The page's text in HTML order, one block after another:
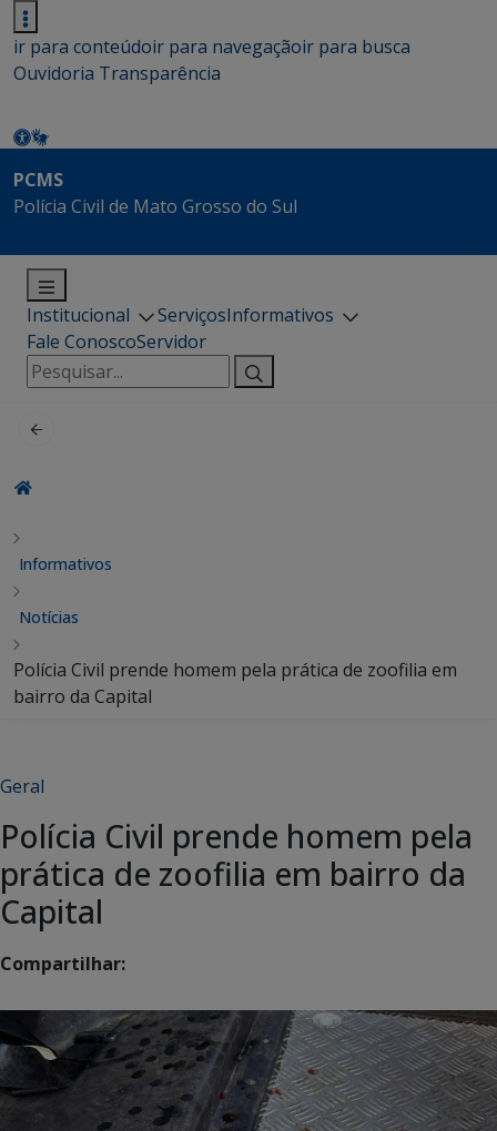
ir para conteúdoir para navegaçãoir para busca
Ouvidoria Transparência
PCMS
Polícia Civil de Mato Grosso do Sul
Institucional ServiçosInformativos
Fale ConoscoServidor
Pesquisar
por:
Informativos
Notícias
Polícia Civil prende homem pela prática de zoofilia em
bairro da Capital
Geral
Polícia Civil prende homem pela
prática de zoofilia em bairro da
Capital
Compartilhar: